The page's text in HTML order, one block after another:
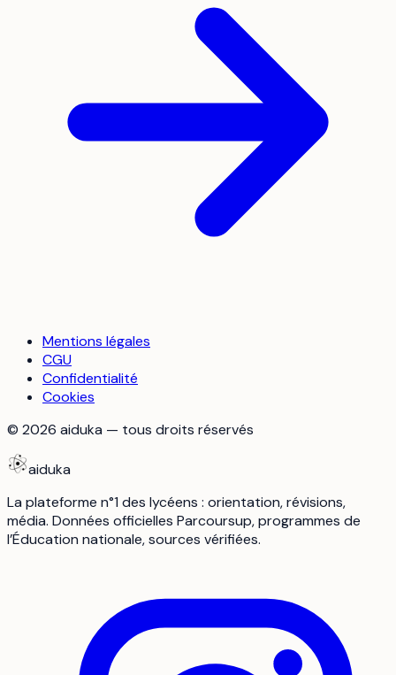
Mentions légales
CGU
Confidentialité
Cookies
© 2026 aiduka — tous droits réservés
aiduka
La plateforme n°1 des lycéens : orientation, révisions,
média. Données officielles Parcoursup, programmes de
l’Éducation nationale, sources vérifiées.